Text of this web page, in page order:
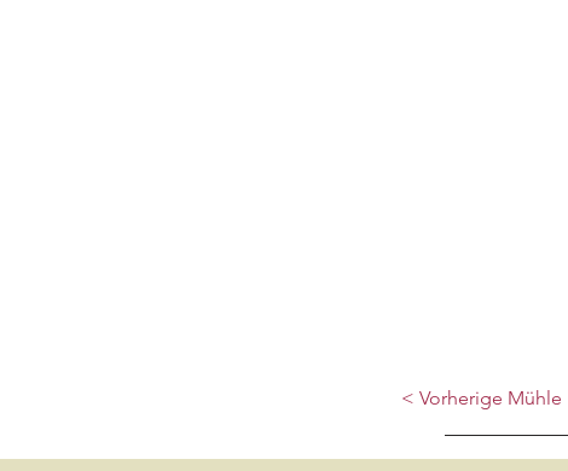
< Vorherige Mühle